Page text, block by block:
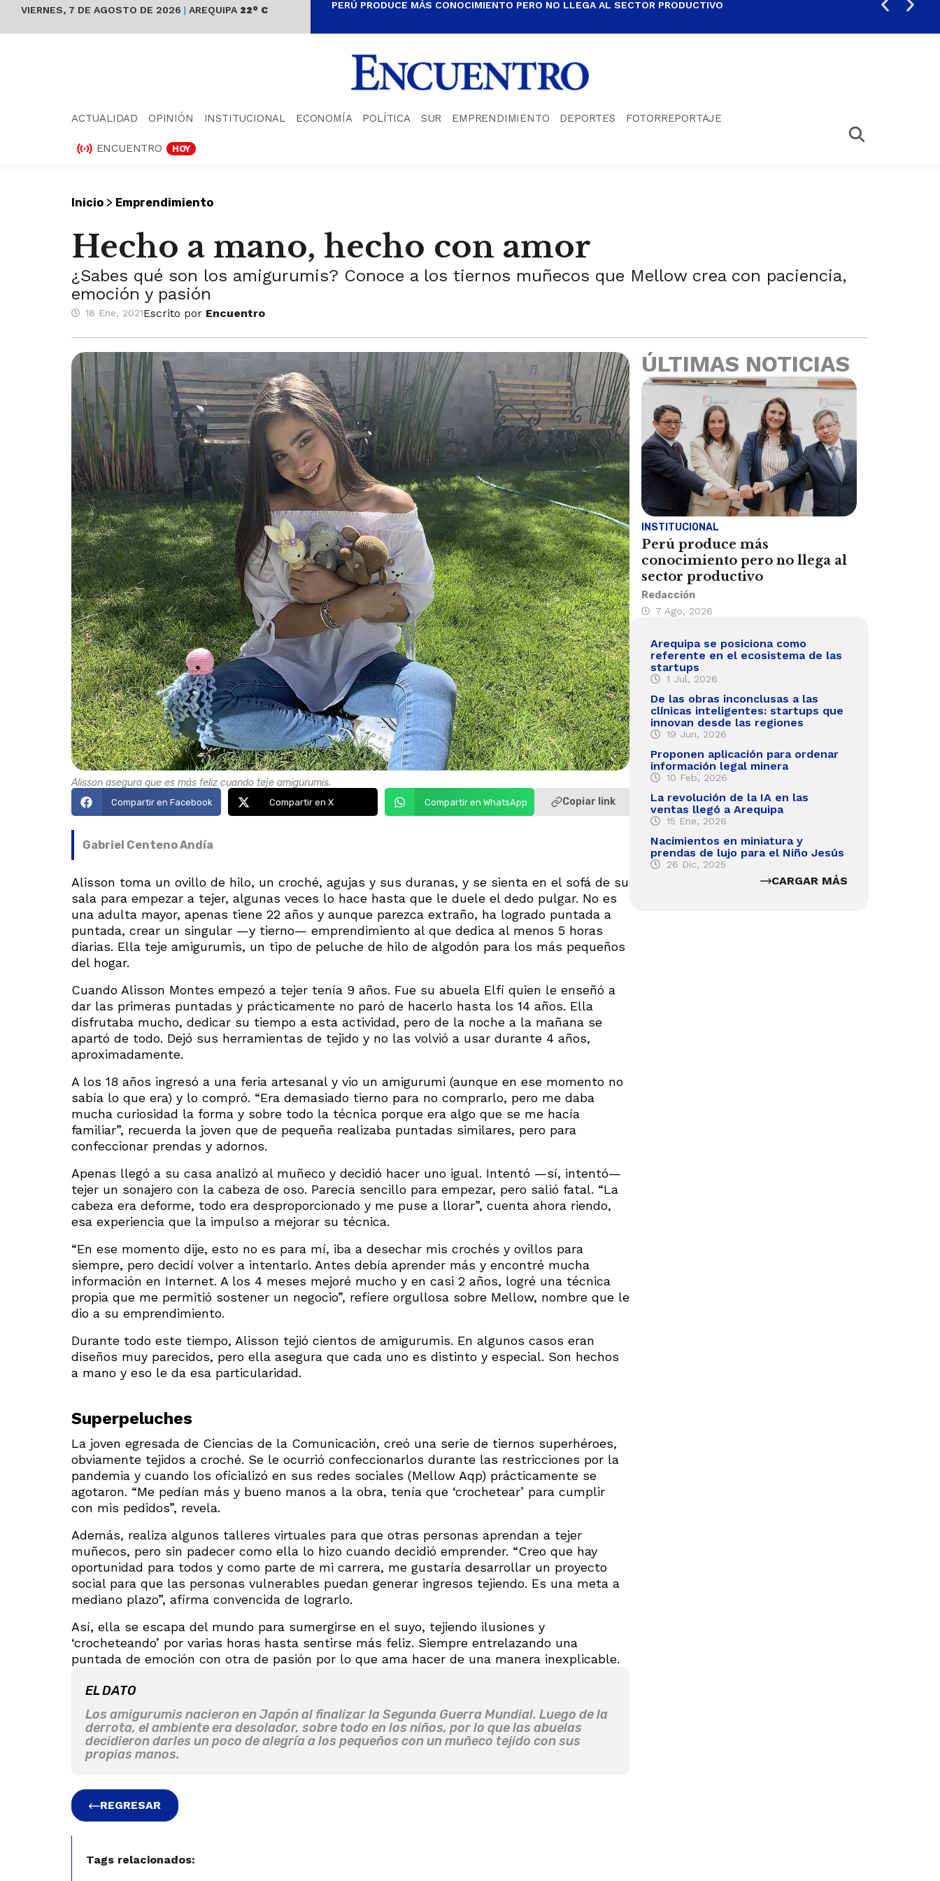
VIERNES, 7 DE AGOSTO DE 2026 | AREQUIPA 22° C PERÚ PRODUCE MÁS CONOCIMIENTO PERO NO LLEGA AL SECTOR PRODUCTIVO
ACTUALIDAD OPINIÓN INSTITUCIONAL ECONOMÍA POLÍTICA SUR EMPRENDIMIENTO DEPORTES FOTORREPORTAJE
ENCUENTRO HOY
Inicio > Emprendimiento
Hecho a mano, hecho con amor
¿Sabes qué son los amigurumis? Conoce a los tiernos muñecos que Mellow crea con paciencia,
emoción y pasión
18 Ene, 2021Escrito por Encuentro
Alisson asegura que es más feliz cuando teje amigurumis.
Compartir en Facebook Compartir en X Compartir en WhatsApp Copiar link
Gabriel Centeno Andía
Alisson toma un ovillo de hilo, un croché, agujas y sus duranas, y se sienta en el sofá de su
sala para empezar a tejer, algunas veces lo hace hasta que le duele el dedo pulgar. No es
una adulta mayor, apenas tiene 22 años y aunque parezca extraño, ha logrado puntada a
puntada, crear un singular —y tierno— emprendimiento al que dedica al menos 5 horas
diarias. Ella teje amigurumis, un tipo de peluche de hilo de algodón para los más pequeños
del hogar.
Cuando Alisson Montes empezó a tejer tenía 9 años. Fue su abuela Elfi quien le enseñó a
dar las primeras puntadas y prácticamente no paró de hacerlo hasta los 14 años. Ella
disfrutaba mucho, dedicar su tiempo a esta actividad, pero de la noche a la mañana se
apartó de todo. Dejó sus herramientas de tejido y no las volvió a usar durante 4 años,
aproximadamente.
A los 18 años ingresó a una feria artesanal y vio un amigurumi (aunque en ese momento no
sabía lo que era) y lo compró. “Era demasiado tierno para no comprarlo, pero me daba
mucha curiosidad la forma y sobre todo la técnica porque era algo que se me hacía
familiar”, recuerda la joven que de pequeña realizaba puntadas similares, pero para
confeccionar prendas y adornos.
Apenas llegó a su casa analizó al muñeco y decidió hacer uno igual. Intentó —sí, intentó—
tejer un sonajero con la cabeza de oso. Parecía sencillo para empezar, pero salió fatal. “La
cabeza era deforme, todo era desproporcionado y me puse a llorar”, cuenta ahora riendo,
esa experiencia que la impulso a mejorar su técnica.
“En ese momento dije, esto no es para mí, iba a desechar mis crochés y ovillos para
siempre, pero decidí volver a intentarlo. Antes debía aprender más y encontré mucha
información en Internet. A los 4 meses mejoré mucho y en casi 2 años, logré una técnica
propia que me permitió sostener un negocio”, refiere orgullosa sobre Mellow, nombre que le
dio a su emprendimiento.
Durante todo este tiempo, Alisson tejió cientos de amigurumis. En algunos casos eran
diseños muy parecidos, pero ella asegura que cada uno es distinto y especial. Son hechos
a mano y eso le da esa particularidad.
Superpeluches
La joven egresada de Ciencias de la Comunicación, creó una serie de tiernos superhéroes,
obviamente tejidos a croché. Se le ocurrió confeccionarlos durante las restricciones por la
pandemia y cuando los oficializó en sus redes sociales (Mellow Aqp) prácticamente se
agotaron. “Me pedían más y bueno manos a la obra, tenía que ‘crochetear’ para cumplir
con mis pedidos”, revela.
Además, realiza algunos talleres virtuales para que otras personas aprendan a tejer
muñecos, pero sin padecer como ella lo hizo cuando decidió emprender. “Creo que hay
oportunidad para todos y como parte de mi carrera, me gustaría desarrollar un proyecto
social para que las personas vulnerables puedan generar ingresos tejiendo. Es una meta a
mediano plazo”, afirma convencida de lograrlo.
Así, ella se escapa del mundo para sumergirse en el suyo, tejiendo ilusiones y
‘crocheteando’ por varias horas hasta sentirse más feliz. Siempre entrelazando una
puntada de emoción con otra de pasión por lo que ama hacer de una manera inexplicable.
EL DATO
Los amigurumis nacieron en Japón al finalizar la Segunda Guerra Mundial. Luego de la
derrota, el ambiente era desolador, sobre todo en los niños, por lo que las abuelas
decidieron darles un poco de alegría a los pequeños con un muñeco tejido con sus
propias manos.
REGRESAR
Tags relacionados:
ÚLTIMAS NOTICIAS
INSTITUCIONAL
Perú produce más
conocimiento pero no llega al
sector productivo
Redacción
7 Ago, 2026
Arequipa se posiciona como
referente en el ecosistema de las
startups
1 Jul, 2026
De las obras inconclusas a las
clínicas inteligentes: startups que
innovan desde las regiones
19 Jun, 2026
Proponen aplicación para ordenar
información legal minera
10 Feb, 2026
La revolución de la IA en las
ventas llegó a Arequipa
15 Ene, 2026
Nacimientos en miniatura y
prendas de lujo para el Niño Jesús
26 Dic, 2025
CARGAR MÁS